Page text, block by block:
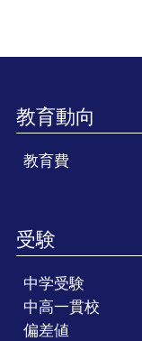
教育動向
教育費
受験
中学受験
中高一貫校
偏差値